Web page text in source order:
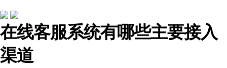
在线客服系统有哪些主要接入
渠道